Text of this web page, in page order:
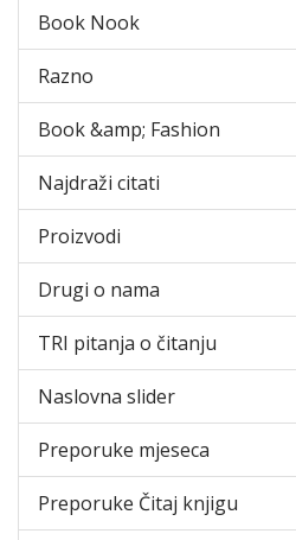
Book Nook
Razno
Book &amp; Fashion
Najdraži citati
Proizvodi
Drugi o nama
TRI pitanja o čitanju
Naslovna slider
Preporuke mjeseca
Preporuke Čitaj knjigu